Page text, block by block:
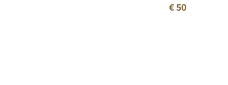
€ 50